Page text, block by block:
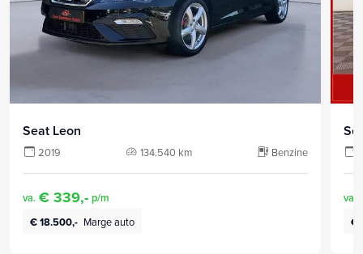
Seat Leon
2019 134.540 km Benzine
va. € 339,- p/m
€ 18.500,- Marge auto
va.
€